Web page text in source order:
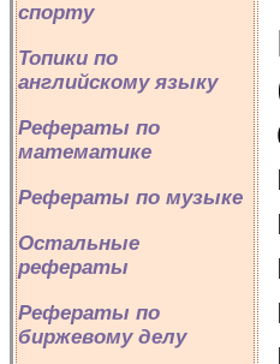
спорту
Топики по
английскому языку
Рефераты по
математике
Рефераты по музыке
Остальные
рефераты
Рефераты по
биржевому делу